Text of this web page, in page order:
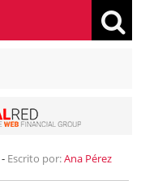
- Escrito por:Ana Pérez